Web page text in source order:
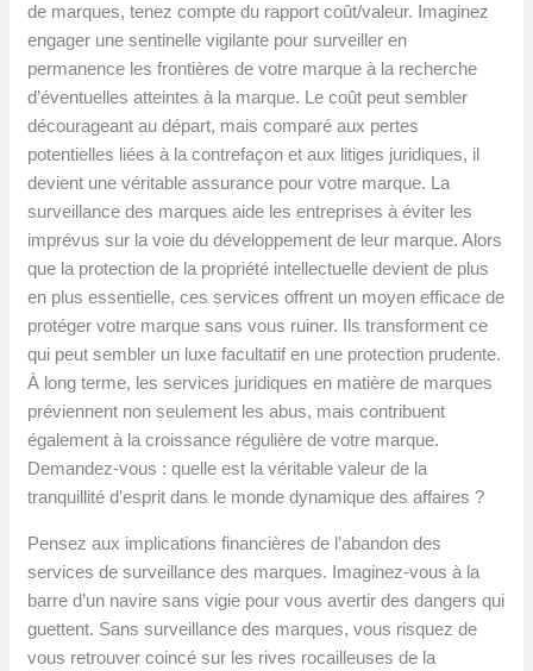
de marques, tenez compte du rapport coût/valeur. Imaginez
engager une sentinelle vigilante pour surveiller en
permanence les frontières de votre marque à la recherche
d’éventuelles atteintes à la marque. Le coût peut sembler
décourageant au départ, mais comparé aux pertes
potentielles liées à la contrefaçon et aux litiges juridiques, il
devient une véritable assurance pour votre marque. La
surveillance des marques aide les entreprises à éviter les
imprévus sur la voie du développement de leur marque. Alors
que la protection de la propriété intellectuelle devient de plus
en plus essentielle, ces services offrent un moyen efficace de
protéger votre marque sans vous ruiner. Ils transforment ce
qui peut sembler un luxe facultatif en une protection prudente.
À long terme, les services juridiques en matière de marques
préviennent non seulement les abus, mais contribuent
également à la croissance régulière de votre marque.
Demandez-vous : quelle est la véritable valeur de la
tranquillité d’esprit dans le monde dynamique des affaires ?
Pensez aux implications financières de l’abandon des
services de surveillance des marques. Imaginez-vous à la
barre d’un navire sans vigie pour vous avertir des dangers qui
guettent. Sans surveillance des marques, vous risquez de
vous retrouver coincé sur les rives rocailleuses de la